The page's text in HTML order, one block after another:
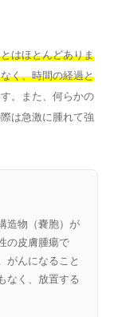
はほとんどありま
く、時間の経過と
。また、何らかの
は急激に腫れて強
造物（嚢胞）が
の皮膚腫瘍で
がんになること
なく、放置する